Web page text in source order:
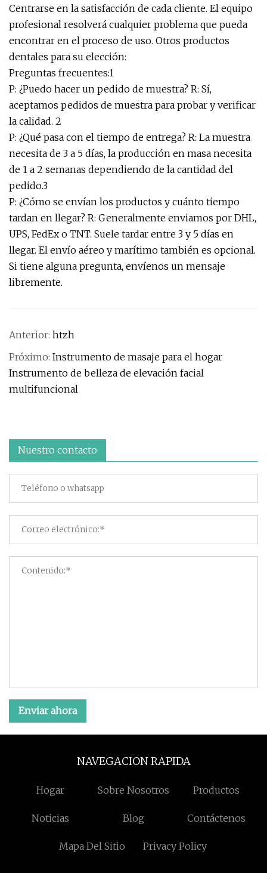
Centrarse en la satisfacción de cada cliente. El equipo
profesional resolverá cualquier problema que pueda
encontrar en el proceso de uso. Otros productos
dentales para su elección:
Preguntas frecuentes:1
P: ¿Puedo hacer un pedido de muestra? R: Sí,
aceptamos pedidos de muestra para probar y verificar
la calidad. 2
P: ¿Qué pasa con el tiempo de entrega? R: La muestra
necesita de 3 a 5 días, la producción en masa necesita
de 1 a 2 semanas dependiendo de la cantidad del
pedido.3
P: ¿Cómo se envían los productos y cuánto tiempo
tardan en llegar? R: Generalmente enviamos por DHL,
UPS, FedEx o TNT. Suele tardar entre 3 y 5 días en
llegar. El envío aéreo y marítimo también es opcional.
Si tiene alguna pregunta, envíenos un mensaje
libremente.
Anterior: htzh
Próximo: Instrumento de masaje para el hogar
Instrumento de belleza de elevación facial
multifuncional
Nuestro contacto
Enviar ahora
NAVEGACION RAPIDA
Hogar Sobre Nosotros Productos
Noticias Blog Contáctenos
Mapa Del Sitio Privacy Policy